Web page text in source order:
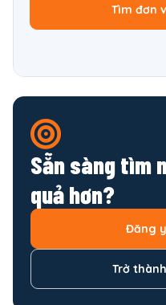
Tìm đơn
Sẵn sàng tìm
quả hơn?
Đăng
Trở